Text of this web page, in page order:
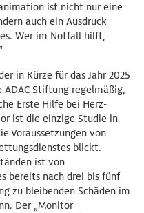
ist nicht nur eine
auch ein Ausdruck
Wer im Notfall hilft,
in Kürze für das Jahr 2025
Stiftung regelmäßig,
Erste Hilfe bei Herz-
ist die einzige Studie in
Voraussetzungen von
blickt.
ist von
bereits nach drei bis fünf
zu bleibenden Schäden im
Der „Monitor